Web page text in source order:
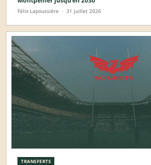
Félix Lapoussière · 31 juillet 2026
TRANSFERTS